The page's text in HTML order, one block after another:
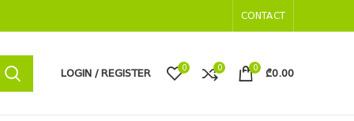
CONTACT
LOGIN / REGISTER 0 0 0 ₾0.00